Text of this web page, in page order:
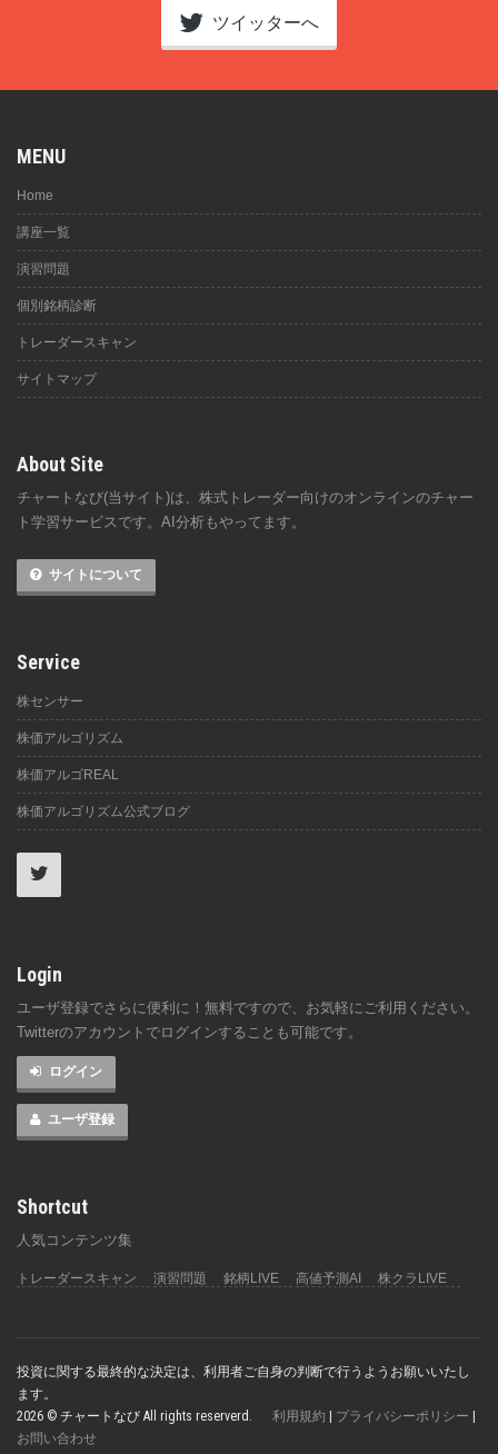
ツイッターへ
MENU
Home
講座一覧
演習問題
個別銘柄診断
トレーダースキャン
サイトマップ
About Site
チャートなび(当サイト)は、株式トレーダー向けのオンラインのチャー
ト学習サービスです。AI分析もやってます。
サイトについて
Service
株センサー
株価アルゴリズム
株価アルゴREAL
株価アルゴリズム公式ブログ
Login
ユーザ登録でさらに便利に！無料ですので、お気軽にご利用ください。
Twitterのアカウントでログインすることも可能です。
ログイン
ユーザ登録
Shortcut
人気コンテンツ集
トレーダースキャン 演習問題 銘柄LIVE 高値予測AI 株クラLIVE
投資に関する最終的な決定は、利用者ご自身の判断で行うようお願いいたし
ます。
2026 © チャートなび All rights reserverd. 利用規約 プライバシーポリシー
お問い合わせ